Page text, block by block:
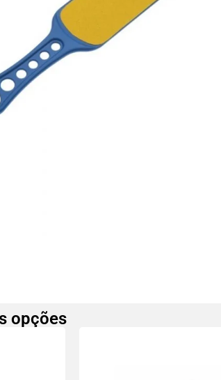
opções